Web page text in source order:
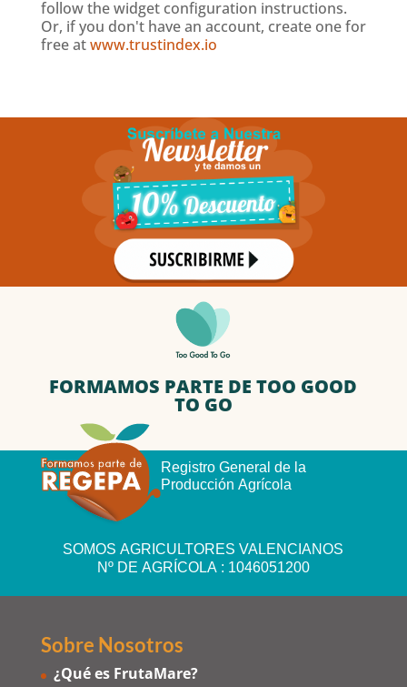
follow the widget configuration instructions.
Or, if you don't have an account, create one for
free atwww.trustindex.io
FORMAMOS PARTE DE TOO GOOD
TO GO
Registro General de la
Producción Agrícola
SOMOS AGRICULTORES VALENCIANOS
Nº DE AGRÍCOLA : 1046051200
Sobre Nosotros
¿Qué es FrutaMare?